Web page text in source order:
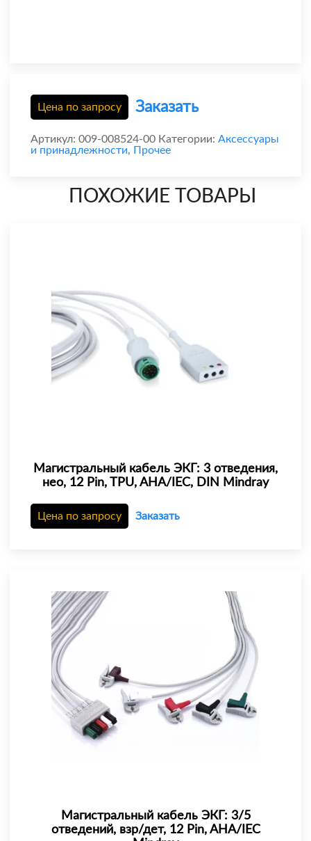
Цена по запросу Заказать
Артикул: 009-008524-00 Категории: Аксессуары
и принадлежности, Прочее
ПОХОЖИЕ ТОВАРЫ
Магистральный кабель ЭКГ: 3 отведения,
нео, 12 Pin, TPU, AHA/IEC, DIN Mindray
Цена по запросу Заказать
Магистральный кабель ЭКГ: 3/5
отведений, взр/дет, 12 Pin, AHA/IEC